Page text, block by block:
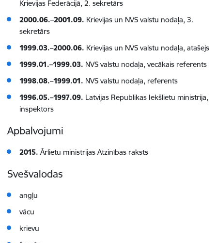
Krievijas Federācijā, 2. sekretārs
2000.06.–2001.09. Krievijas un NVS valstu nodaļa, 3.
sekretārs
1999.03.–2000.06. Krievijas un NVS valstu nodaļa, atašejs
1999.01.–1999.03. NVS valstu nodaļa, vecākais referents
1998.08.–1999.01. NVS valstu nodaļa, referents
1996.05.–1997.09. Latvijas Republikas Iekšlietu ministrija,
inspektors
Apbalvojumi
2015. Ārlietu ministrijas Atzinības raksts
Svešvalodas
angļu
vācu
krievu